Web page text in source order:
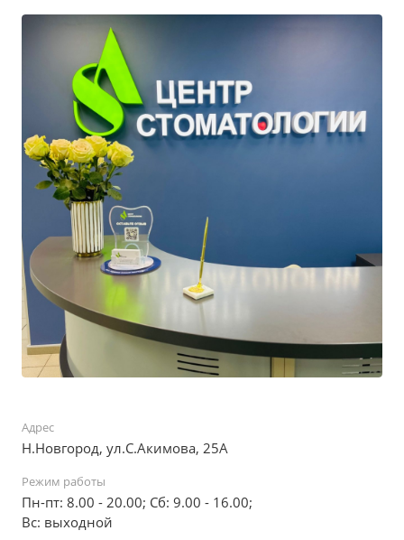
Адрес
Н.Новгород, ул.С.Акимова, 25А
Режим работы
Пн-пт: 8.00 - 20.00; Сб: 9.00 - 16.00;
Вс: выходной